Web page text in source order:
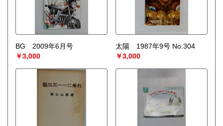
BG 2009年6月号
￥3,000
太陽 1987年9号 No.304
￥3,000